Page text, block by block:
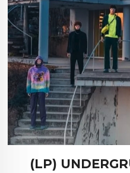
(LP)